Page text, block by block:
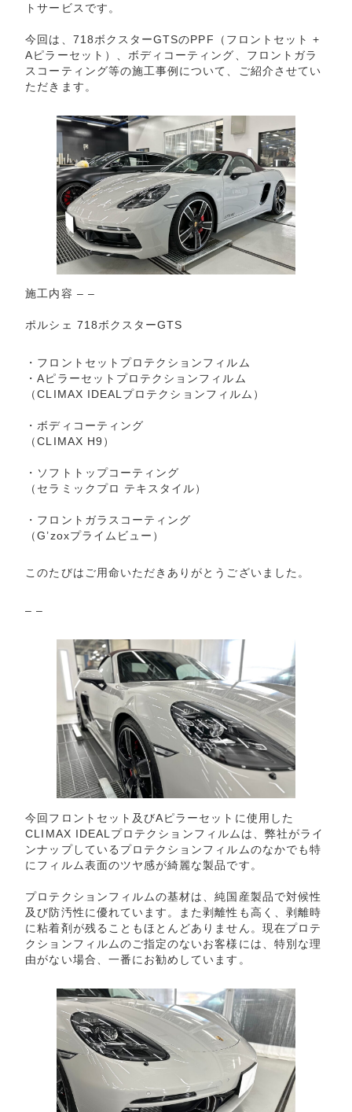
トサービスです。
今回は、718ボクスターGTSのPPF（フロントセット +
Aピラーセット）、ボディコーティング、フロントガラ
スコーティング等の施工事例について、ご紹介させてい
ただきます。
施工内容 – –
ポルシェ 718ボクスターGTS
・フロントセットプロテクションフィルム
・Aピラーセットプロテクションフィルム
（CLIMAX IDEALプロテクションフィルム）
・ボディコーティング
（CLIMAX H9）
・ソフトトップコーティング
（セラミックプロ テキスタイル）
・フロントガラスコーティング
（G’zoxプライムビュー）
このたびはご用命いただきありがとうございました。
– –
今回フロントセット及びAピラーセットに使用した
CLIMAX IDEALプロテクションフィルムは、弊社がライ
ンナップしているプロテクションフィルムのなかでも特
にフィルム表面のツヤ感が綺麗な製品です。
プロテクションフィルムの基材は、純国産製品で対候性
及び防汚性に優れています。また剥離性も高く、剥離時
に粘着剤が残ることもほとんどありません。現在プロテ
クションフィルムのご指定のないお客様には、特別な理
由がない場合、一番にお勧めしています。